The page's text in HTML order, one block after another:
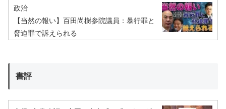
政治
【当然の報い】百田尚樹参院議員：暴行罪と
脅迫罪で訴えられる
書評